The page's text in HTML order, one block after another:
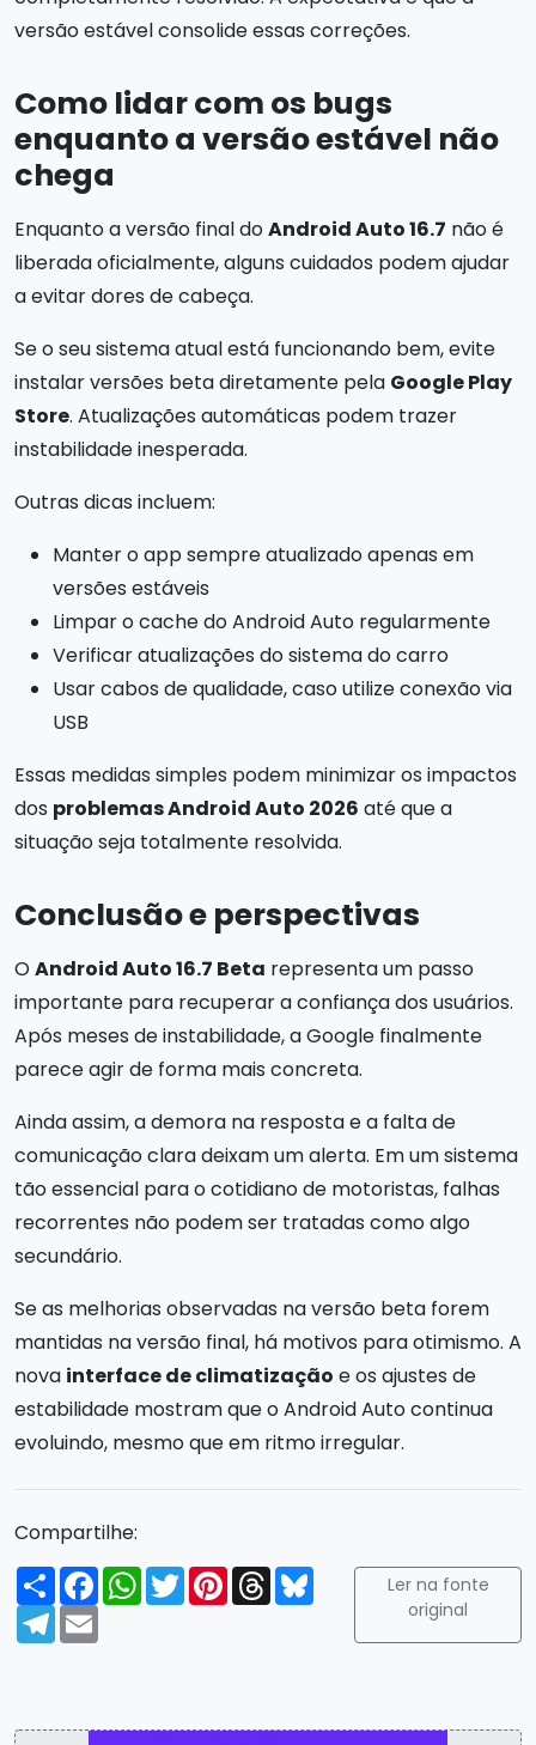
versão estável consolide essas correções.
Como lidar com os bugs
enquanto a versão estável não
chega
Enquanto a versão final doAndroid Auto 16.7 não é
liberada oficialmente, alguns cuidados podem ajudar
a evitar dores de cabeça.
Se o seu sistema atual está funcionando bem, evite
instalar versões beta diretamente pela Google Play
Store. Atualizações automáticas podem trazer
instabilidade inesperada.
Outras dicas incluem:
Manter o app sempre atualizado apenas em
versões estáveis
Limpar o cache do Android Auto regularmente
Verificar atualizações do sistema do carro
Usar cabos de qualidade, caso utilize conexão via
USB
Essas medidas simples podem minimizar os impactos
dos problemas Android Auto 2026 até que a
situação seja totalmente resolvida.
Conclusão e perspectivas
OAndroid Auto 16.7 Beta representa um passo
importante para recuperar a confiança dos usuários.
Após meses de instabilidade, a Google finalmente
parece agir de forma mais concreta.
Ainda assim, a demora na resposta e a falta de
comunicação clara deixam um alerta. Em um sistema
tão essencial para o cotidiano de motoristas, falhas
recorrentes não podem ser tratadas como algo
secundário.
Se as melhorias observadas na versão beta forem
mantidas na versão final, há motivos para otimismo. A
nova interface de climatização e os ajustes de
estabilidade mostram que o Android Auto continua
evoluindo, mesmo que em ritmo irregular.
Compartilhe:
Compartilhar
FacebookWhatsApp
TwitterPinterest
ThreadsBluesky
Telegram
Email
Ler na fonte
original